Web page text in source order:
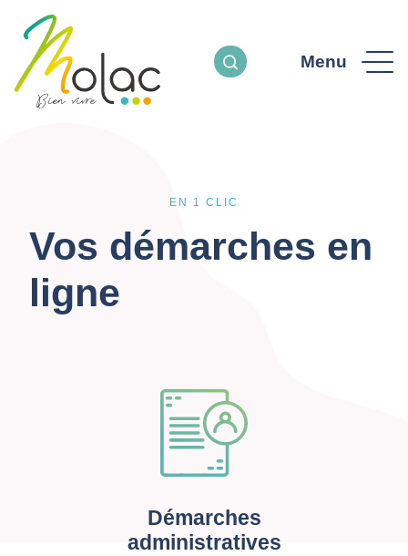
Menu
EN 1 CLIC
Vos démarches en
ligne
Démarches
administratives